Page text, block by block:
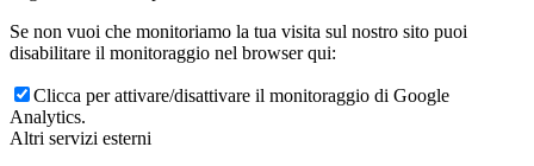
Se non vuoi che monitoriamo la tua visita sul nostro sito puoi
disabilitare il monitoraggio nel browser qui:
Clicca per attivare/disattivare il monitoraggio di Google
Analytics.
Altri servizi esterni